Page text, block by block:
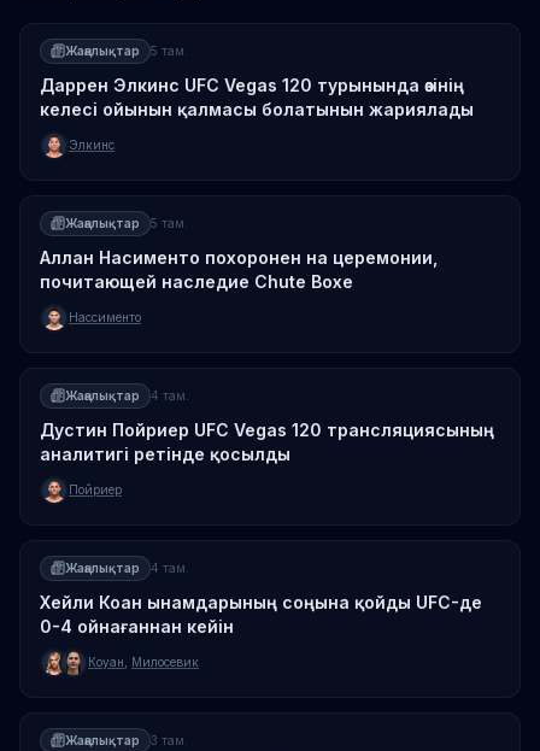
Жаңалықтар 5 там.
Даррен Элкинс UFC Vegas 120 турынында өзінің
келесі ойынын қалмасы болатынын жариялады
Элкинс
Жаңалықтар 5 там.
Аллан Насименто похоронен на церемонии,
почитающей наследие Chute Boxe
Нассименто
Жаңалықтар 4 там.
Дустин Пойриер UFC Vegas 120 трансляциясының
аналитигі ретінде қосылды
Пойриер
Жаңалықтар 4 там.
Хейли Коан ынамдарының соңына қойды UFC-де
0-4 ойнағаннан кейін
Коуан Милосевик
Жаңалықтар 3 там.